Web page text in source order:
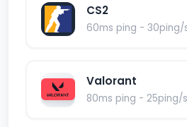
CS2
60ms ping - 30ping/
Valorant
80ms ping - 25ping/